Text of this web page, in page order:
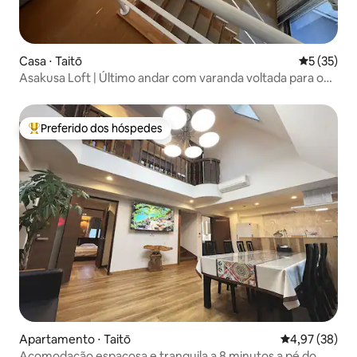
Casa ⋅ Taitō 5 de uma
5 (35)
Asakusa Loft | Último andar com varanda voltada para o
Entre os melhores preferidos dos hóspedes
Preferido dos hóspedes
Apartamento ⋅ Taitō 4,97 de uma
4,97 (38)